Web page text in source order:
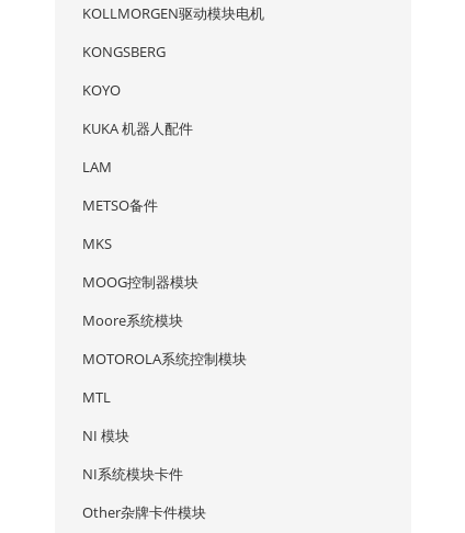
KOLLMORGEN驱动模块电机
KONGSBERG
KOYO
KUKA 机器人配件
LAM
METSO备件
MKS
MOOG控制器模块
Moore系统模块
MOTOROLA系统控制模块
MTL
NI 模块
NI系统模块卡件
Other杂牌卡件模块